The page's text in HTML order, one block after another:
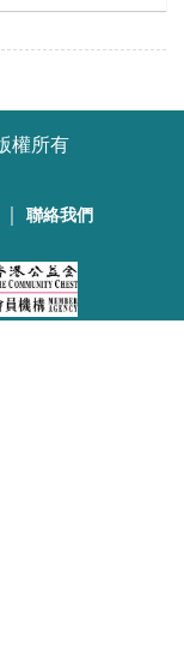
權所有
聯絡我們